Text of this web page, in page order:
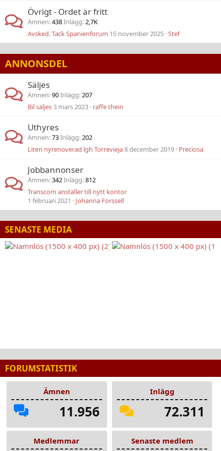
Övrigt - Ordet är fritt
Ämnen 438Inlägg 2,7K
Avsked. Tack Spanienforum 15 november 2025 Stef
ANNONSDEL
Säljes
Ämnen 90Inlägg 207
Bil säljes3 mars 2023 raffe thein
Uthyres
Ämnen 73Inlägg 202
Liten nyrenoverad lgh Torrevieja8 december 2019 Preciosa
Jobbannonser
Ämnen 342Inlägg 812
Transcom anställer till nytt kontor
1 februari 2021
Johanna Forssell
SENASTE MEDIA
FORUMSTATISTIK
Ämnen
11.956
Inlägg
72.311
Medlemmar Senaste medlem